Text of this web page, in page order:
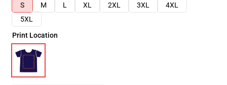
S
M L XL 2XL 3XL
4XL
5XL
Print Location